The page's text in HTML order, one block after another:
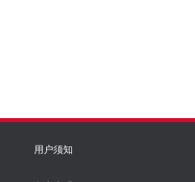
用户须知